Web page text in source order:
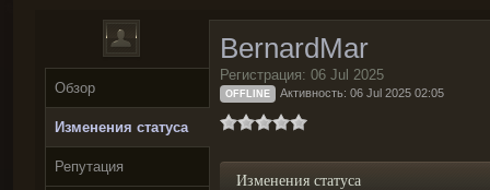
Обзор
Изменения статуса
Репутация
BernardMar
Регистрация: 06 Jul 2025
OFFLINE Активность: 06 Jul 2025 02:05
Изменения статуса